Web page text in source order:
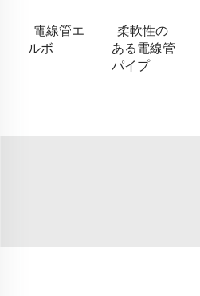
電線管エ
ルボ
柔軟性の
ある電線管
パイプ